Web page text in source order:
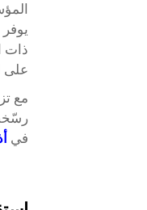
ذات
على
مع
في